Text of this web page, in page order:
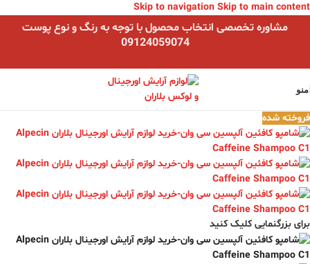
Skip to navigation Skip to main content
مشاوره تخصصی انتخاب محصول با توجه به رنگ و نوع پوست
09124059074
منو
فروخته شده
برای بزرگنمایی کلیک کنید